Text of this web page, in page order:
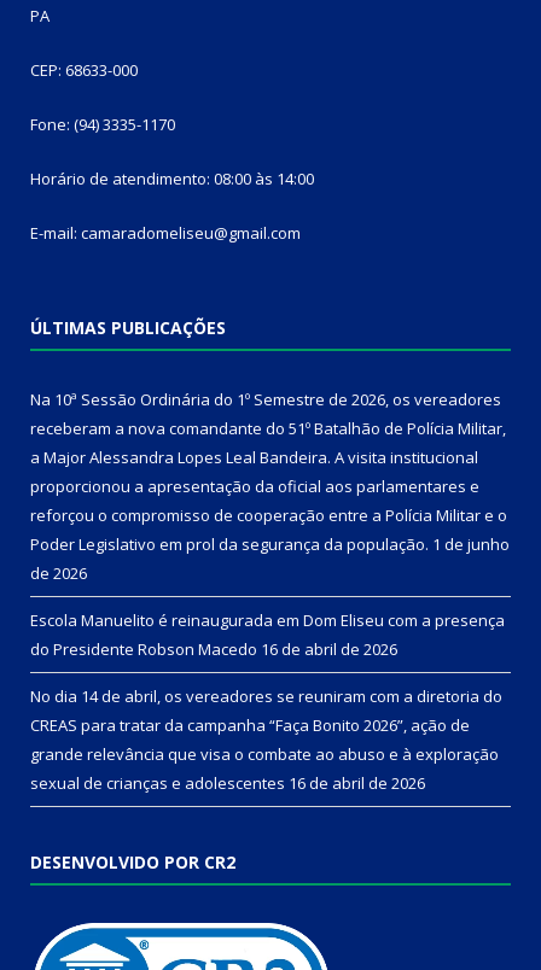
PA
CEP: 68633-000
Fone: (94) 3335-1170
Horário de atendimento: 08:00 às 14:00
E-mail: camaradomeliseu@gmail.com
ÚLTIMAS PUBLICAÇÕES
Na 10ª Sessão Ordinária do 1º Semestre de 2026, os vereadores
receberam a nova comandante do 51º Batalhão de Polícia Militar,
a Major Alessandra Lopes Leal Bandeira. A visita institucional
proporcionou a apresentação da oficial aos parlamentares e
reforçou o compromisso de cooperação entre a Polícia Militar e o
Poder Legislativo em prol da segurança da população. 1 de junho
de 2026
Escola Manuelito é reinaugurada em Dom Eliseu com a presença
do Presidente Robson Macedo 16 de abril de 2026
No dia 14 de abril, os vereadores se reuniram com a diretoria do
CREAS para tratar da campanha “Faça Bonito 2026”, ação de
grande relevância que visa o combate ao abuso e à exploração
sexual de crianças e adolescentes 16 de abril de 2026
DESENVOLVIDO POR CR2